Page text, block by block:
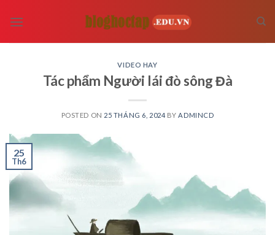
VIDEO HAY
Tác phẩm Người lái đò sông Đà
POSTED ON 25 THÁNG 6, 2024 BY ADMINCD
25
Th6